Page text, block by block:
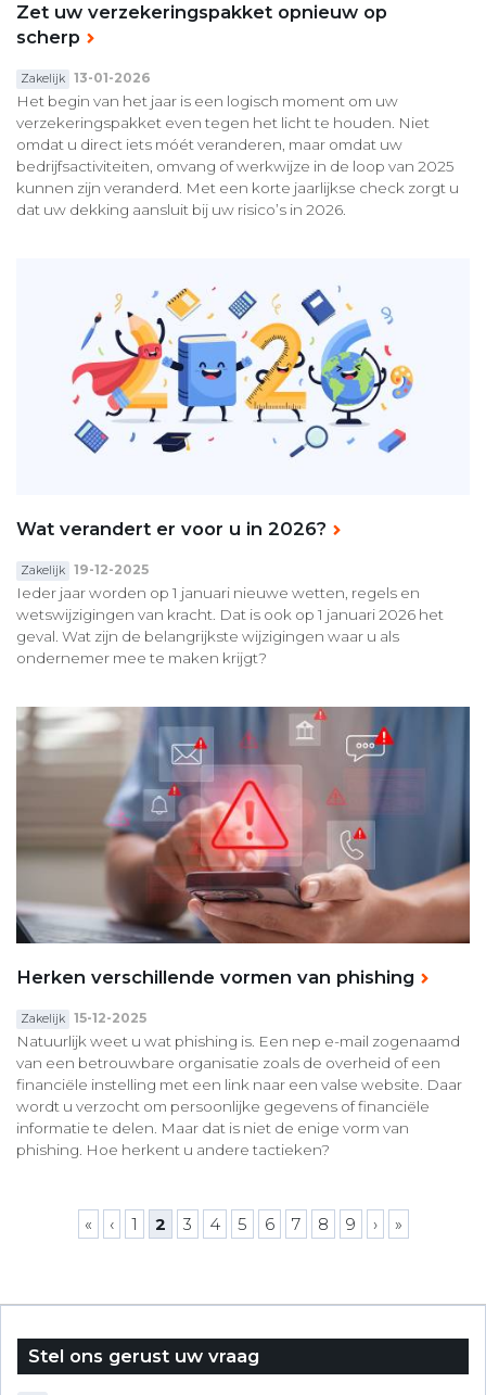
Zet uw verzekeringspakket opnieuw op
scherp
Zakelijk 13-01-2026
Het begin van het jaar is een logisch moment om uw
verzekeringspakket even tegen het licht te houden. Niet
omdat u direct iets móét veranderen, maar omdat uw
bedrijfsactiviteiten, omvang of werkwijze in de loop van 2025
kunnen zijn veranderd. Met een korte jaarlijkse check zorgt u
dat uw dekking aansluit bij uw risico’s in 2026.
Wat verandert er voor u in 2026?
Zakelijk 19-12-2025
Ieder jaar worden op 1 januari nieuwe wetten, regels en
wetswijzigingen van kracht. Dat is ook op 1 januari 2026 het
geval. Wat zijn de belangrijkste wijzigingen waar u als
ondernemer mee te maken krijgt?
Herken verschillende vormen van phishing
Zakelijk 15-12-2025
Natuurlijk weet u wat phishing is. Een nep e-mail zogenaamd
van een betrouwbare organisatie zoals de overheid of een
financiële instelling met een link naar een valse website. Daar
wordt u verzocht om persoonlijke gegevens of financiële
informatie te delen. Maar dat is niet de enige vorm van
phishing. Hoe herkent u andere tactieken?
« ‹ 1 2 3 4 5 6 7 8 9 › »
Stel ons gerust uw vraag